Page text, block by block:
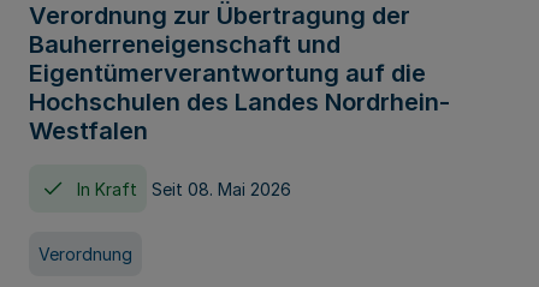
Verordnung zur Übertragung der
Bauherreneigenschaft und
Eigentümerverantwortung auf die
Hochschulen des Landes Nordrhein-
Westfalen
In Kraft Seit 08. Mai 2026
Verordnung